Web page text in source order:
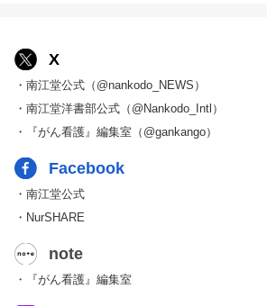
X
・南江堂公式（@nankodo_NEWS）
・南江堂洋書部公式（@Nankodo_Intl）
・『がん看護』編集室（@gankango）
Facebook
・南江堂公式
・NurSHARE
note
・『がん看護』編集室